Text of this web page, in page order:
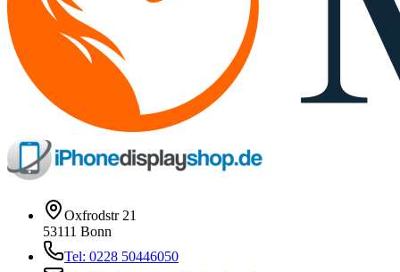
Oxfrodstr 21
53111 Bonn
Tel: 0228 50446050